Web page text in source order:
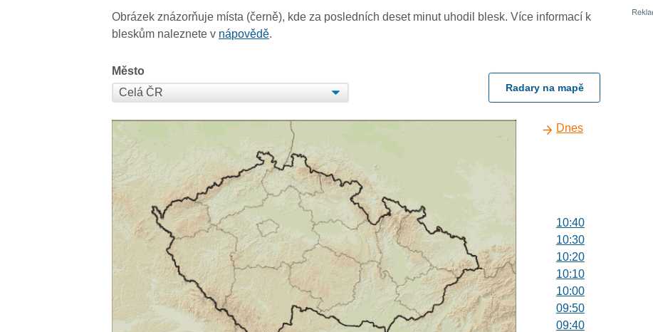
Obrázek znázorňuje místa (černě), kde za posledních deset minut uhodil blesk. Více informací k
bleskům naleznete v nápovědě.
Město
Radary na mapě
Dnes
10:40
10:30
10:20
10:10
10:00
09:50
09:40